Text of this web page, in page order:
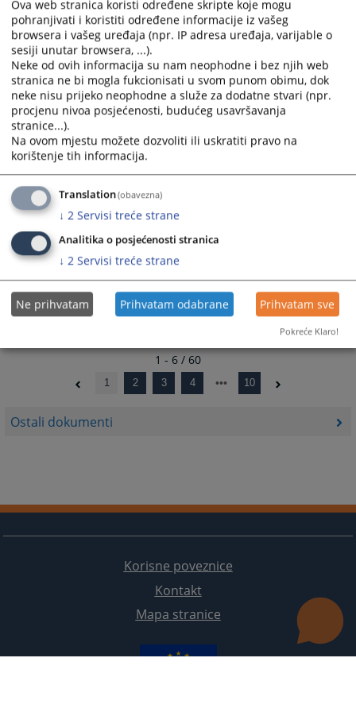
Ostali dokumenti
calendar
and
select
a
date.
Press
the
question
mark
key
to
get
the
keyboard
shortcuts
for
changing
dates.
calendar
and
select
a
date.
Press
the
mark
key
to
get
the
shortcuts
for
changing
dates.
20.03.2024.
Pravilnik Visokog sudbenog i tužiteljskog vijeća Bosne i
Hercegovine u svezi s izvješćivanjem o imovini i interesima
05.01.2024.
Odluka o imenovanju službenika za informisanje
23.06.2023.
Mišljenje VSTV-a BiH na Nacrt zakona
22.07.2021.
Pravilnik o internom prijavljivanju korupcije i zaštiti lica
koje prijavi korupciju u VSTV-u BiH
1 - 6 / 60
1 2 3 4 10
Korisne poveznice
Kontakt
Mapa stranice
Ova web stranica koristi određene skripte koje mogu
pohranjivati i koristiti određene informacije iz vašeg
browsera i vašeg uređaja (npr. IP adresa uređaja, varijable o
sesiji unutar browsera, ...).
Neke od ovih informacija su nam neophodne i bez njih web
stranica ne bi mogla fukcionisati u svom punom obimu, dok
neke nisu prijeko neophodne a služe za dodatne stvari (npr.
procjenu nivoa posjećenosti, budućeg usavršavanja
stranice...).
Na ovom mjestu možete dozvoliti ili uskratiti pravo na
korištenje tih informacija.
Translation(obavezna)
↓ 2 Servisi treće strane
Analitika o posjećenosti stranica
↓ 2 Servisi treće strane
Ne prihvatam Prihvatam odabrane Prihvatam sve
Pokreće Klaro!